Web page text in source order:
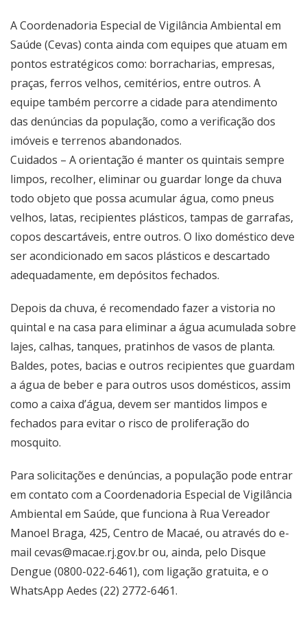
A Coordenadoria Especial de Vigilância Ambiental em
Saúde (Cevas) conta ainda com equipes que atuam em
pontos estratégicos como: borracharias, empresas,
praças, ferros velhos, cemitérios, entre outros. A
equipe também percorre a cidade para atendimento
das denúncias da população, como a verificação dos
imóveis e terrenos abandonados.
Cuidados – A orientação é manter os quintais sempre
limpos, recolher, eliminar ou guardar longe da chuva
todo objeto que possa acumular água, como pneus
velhos, latas, recipientes plásticos, tampas de garrafas,
copos descartáveis, entre outros. O lixo doméstico deve
ser acondicionado em sacos plásticos e descartado
adequadamente, em depósitos fechados.
Depois da chuva, é recomendado fazer a vistoria no
quintal e na casa para eliminar a água acumulada sobre
lajes, calhas, tanques, pratinhos de vasos de planta.
Baldes, potes, bacias e outros recipientes que guardam
a água de beber e para outros usos domésticos, assim
como a caixa d’água, devem ser mantidos limpos e
fechados para evitar o risco de proliferação do
mosquito.
Para solicitações e denúncias, a população pode entrar
em contato com a Coordenadoria Especial de Vigilância
Ambiental em Saúde, que funciona à Rua Vereador
Manoel Braga, 425, Centro de Macaé, ou através do e-
mail cevas@macae.rj.gov.br ou, ainda, pelo Disque
Dengue (0800-022-6461), com ligação gratuita, e o
WhatsApp Aedes (22) 2772-6461.